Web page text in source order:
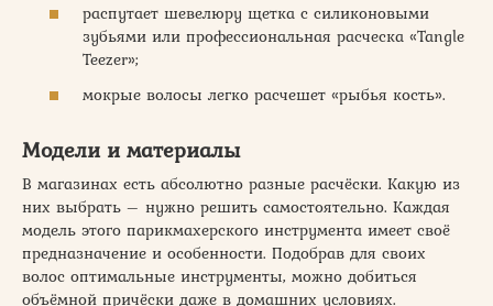
распутает шевелюру щетка с силиконовыми
зубьями или профессиональная расческа «Tangle
Teezer»;
мокрые волосы легко расчешет «рыбья кость».
Модели и материалы
В магазинах есть абсолютно разные расчёски. Какую из
них выбрать – нужно решить самостоятельно. Каждая
модель этого парикмахерского инструмента имеет своё
предназначение и особенности. Подобрав для своих
волос оптимальные инструменты, можно добиться
объёмной причёски даже в домашних условиях.